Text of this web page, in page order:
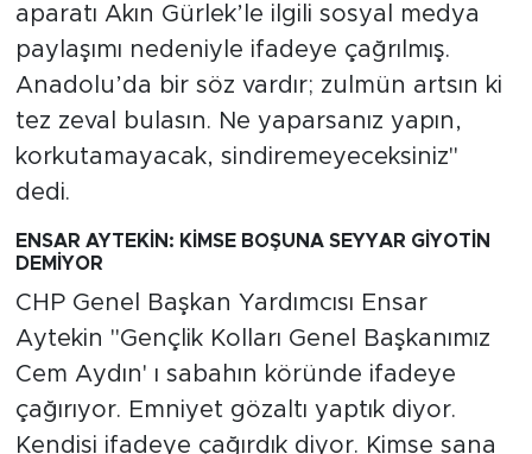
aparatı Akın Gürlek’le ilgili sosyal medya
paylaşımı nedeniyle ifadeye çağrılmış.
Anadolu’da bir söz vardır; zulmün artsın ki
tez zeval bulasın. Ne yaparsanız yapın,
korkutamayacak, sindiremeyeceksiniz"
dedi.
ENSAR AYTEKİN: KİMSE BOŞUNA SEYYAR GİYOTİN
DEMİYOR
CHP Genel Başkan Yardımcısı Ensar
Aytekin "Gençlik Kolları Genel Başkanımız
Cem Aydın' ı sabahın köründe ifadeye
çağırıyor. Emniyet gözaltı yaptık diyor.
Kendisi ifadeye çağırdık diyor. Kimse sana